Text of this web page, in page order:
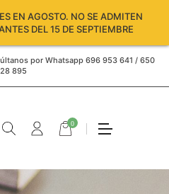
EN AGOSTO. NO SE ADMITEN
DEL 15 DE SEPTIEMBRE
por Whatsapp 696 953 641 / 650
895
0